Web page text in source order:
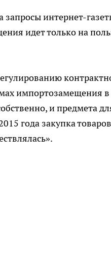
интернет-
идет только на
импортозамещения в
и предмета
года закупка